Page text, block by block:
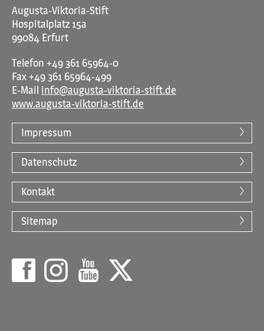
Augusta-Viktoria-Stift
Hospitalplatz 15a
99084 Erfurt
Telefon +49 361 65964-0
Fax +49 361 65964-499
E-Mail info@augusta-viktoria-stift.de
www.augusta-viktoria-stift.de
Impressum
Datenschutz
Kontakt
Sitemap